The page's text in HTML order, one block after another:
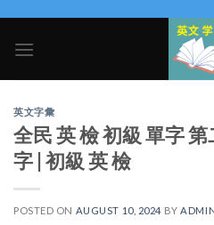
content
英文字彙
全民 英 檢 初級 單字
字 | 初級 英 檢
POSTED ON AUGUST 10, 2024 BY